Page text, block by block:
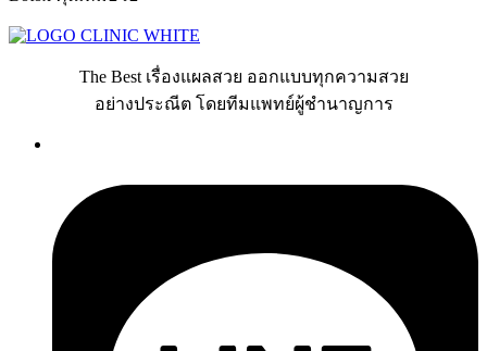
The Best เรื่องแผลสวย ออกแบบทุกความสวย
อย่างประณีต โดยทีมแพทย์ผู้ชำนาญการ